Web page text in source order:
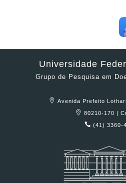
Universidade
Grupo de Pesquisa em
Avenida Prefeito
80210-170 |
(41) 3360-